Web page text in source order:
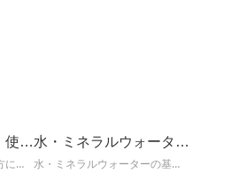
水の上手な飲み方・使い方
水の上手な飲み方や使い方についての情報。
水・ミネラルウォーターの基礎知識
水・ミネラルウォーターの基本的な知識。水とミネラルウォーターに関するさまざまな事柄。